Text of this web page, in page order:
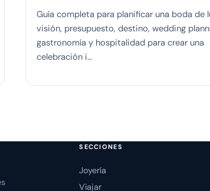
Guía completa para planificar una boda de
visión, presupuesto, destino, wedding
gastronomía y hospitalidad para crear una
celebración i…
SECCIONES
Joyería
Viajar